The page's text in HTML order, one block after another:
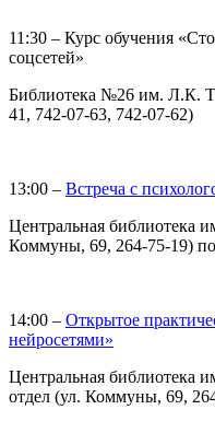
11:30 – Курс обучения
соцсетей»
Библиотека №26 им. Л.К.
41, 742-07-63, 742-07-62)
13:00 – Встреча с
Центральная библиотека
Коммуны, 69, 264-75-19)
14:00 – Открытое
нейросетями»
Центральная
отдел (ул. Коммуны, 69,